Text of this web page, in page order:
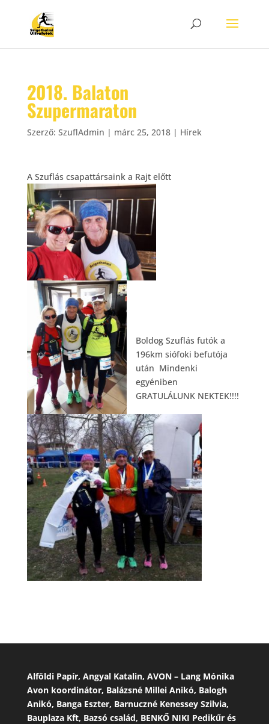
2018. Balaton
Szupermaraton
Szerző: SzuflAdmin | márc 25, 2018| Hírek
A Szuflás csapattársaink a Rajt előtt
Boldog Szuflás futók a
196km siófoki befutója
után Mindenki
egyéniben
GRATULÁLUNK NEKTEK!!!!
Alföldi Papír, Angyal Katalin, AVON – Lang Mónika
Avon koordinátor, Balázsné Millei Anikó, Balogh
Anikó, Banga Eszter, Barnuczné Kenessey Szilvia,
Bauplaza Kft, Bazsó család, BENKŐ NIKI Pedikűr és